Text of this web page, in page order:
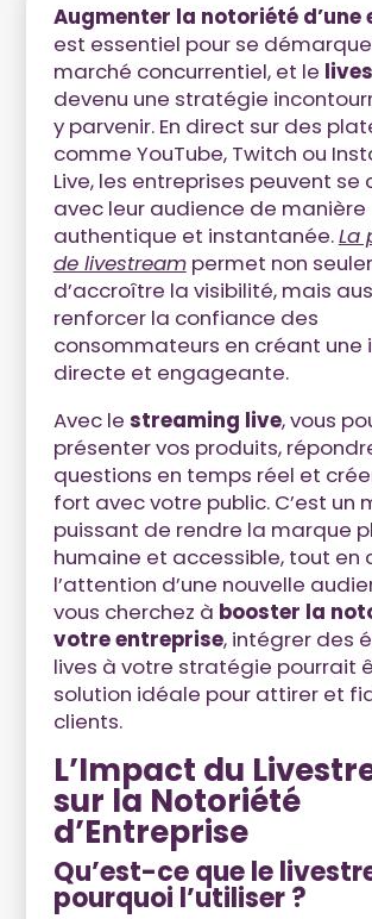
Augmenter la notoriété d’une
est essentiel pour se
marché concurrentiel, et le
devenu une stratégie
y parvenir. En direct sur des
comme YouTube, Twitch ou
Live, les entreprises peuvent se
avec leur audience de manière
authentique et instantanée.La
de livestreampermet non
d’accroître la visibilité, mais
renforcer la confiance des
consommateurs en créant une
directe et engageante.
Avec le streaming live, vous
présenter vos produits,
questions en temps réel et
fort avec votre public. C’est un
puissant de rendre la marque
humaine et accessible, tout en
l’attention d’une nouvelle
vous cherchez à booster la
votre entreprise, intégrer des
lives à votre stratégie pourrait
solution idéale pour attirer et
clients.
L’Impact du
sur la Notoriété
d’Entreprise
Qu’est-ce que le
pourquoi l’utiliser ?